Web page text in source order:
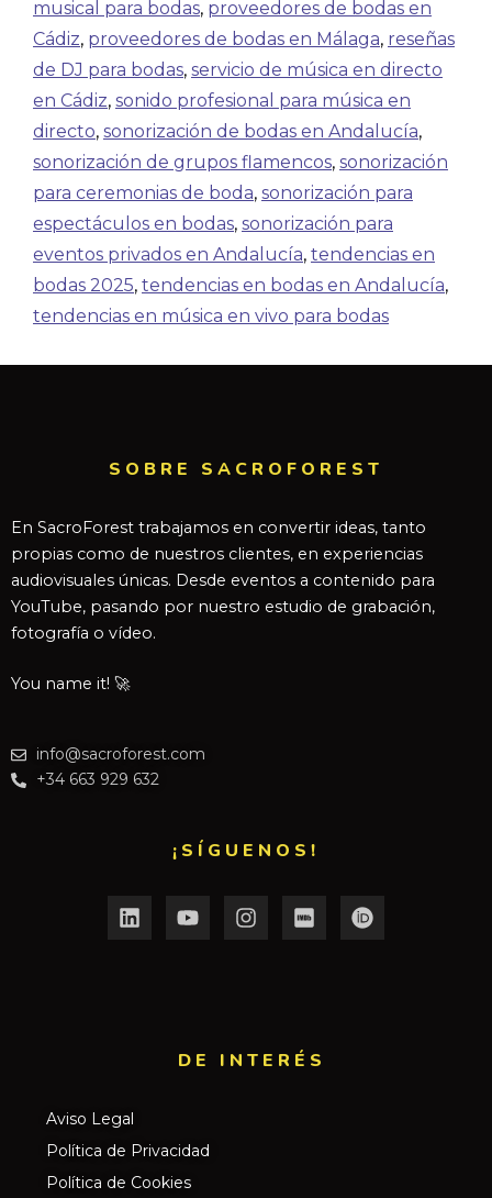
musical para bodas, proveedores de bodas en
Cádiz, proveedores de bodas en Málaga, reseñas
de DJ para bodas, servicio de música en directo
en Cádiz, sonido profesional para música en
directo, sonorización de bodas en Andalucía,
sonorización de grupos flamencos, sonorización
para ceremonias de boda, sonorización para
espectáculos en bodas, sonorización para
eventos privados en Andalucía, tendencias en
bodas 2025, tendencias en bodas en Andalucía,
tendencias en música en vivo para bodas
SOBRE SACROFOREST
En SacroForest trabajamos en convertir ideas, tanto
propias como de nuestros clientes, en experiencias
audiovisuales únicas. Desde eventos a contenido para
YouTube, pasando por nuestro estudio de grabación,
fotografía o vídeo.
You name it! 🚀
info@sacroforest.com
+34 663 929 632
¡SÍGUENOS!
DE INTERÉS​
Aviso Legal
Política de Privacidad
Política de Cookies